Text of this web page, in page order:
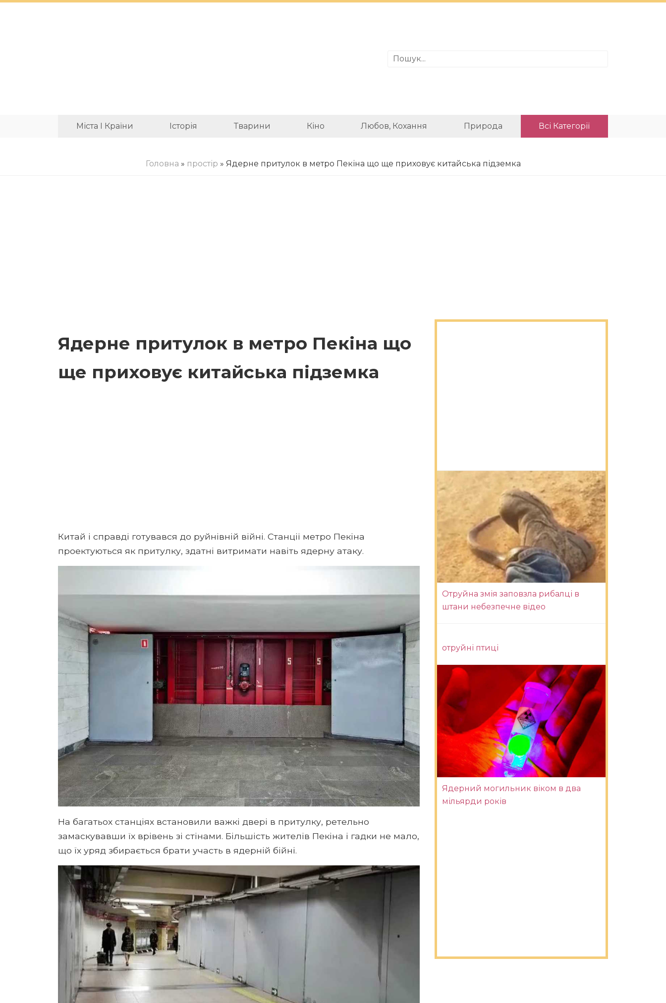
Міста І Країни Історія Тварини Кіно Любов, Кохання Природа Всі Категорії
Головна » простір » Ядерне притулок в метро Пекіна що ще приховує китайська підземка
Ядерне притулок в метро Пекіна що
ще приховує китайська підземка
Китай і справді готувався до руйнівній війні. Станції метро Пекіна
проектуються як притулку, здатні витримати навіть ядерну атаку.
На багатьох станціях встановили важкі двері в притулку, ретельно
замаскувавши їх врівень зі стінами. Більшість жителів Пекіна і гадки не мало,
що їх уряд збирається брати участь в ядерній бійні.
Отруйна змія заповзла рибалці в
штани небезпечне відео
отруйні птиці
Ядерний могильник віком в два
мільярди років